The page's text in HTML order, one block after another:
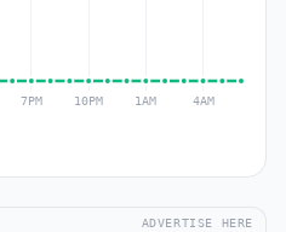
ADVERTISE HERE